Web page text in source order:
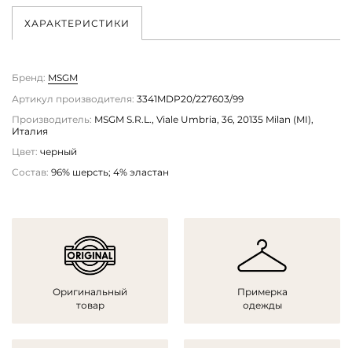
ХАРАКТЕРИСТИКИ
Бренд: MSGM
Артикул производителя: 3341MDP20/227603/99
Производитель: MSGM S.R.L., Viale Umbria, 36, 20135 Milan (MI),
Италия
Цвет: черный
Состав: 96% шерсть; 4% эластан
Оригинальный
товар
Примерка
одежды